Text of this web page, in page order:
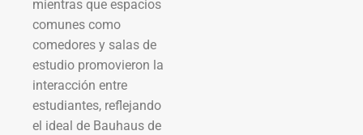
mientras que espacios
comunes como
comedores y salas de
estudio promovieron la
interacción entre
estudiantes, reflejando
el ideal de Bauhaus de